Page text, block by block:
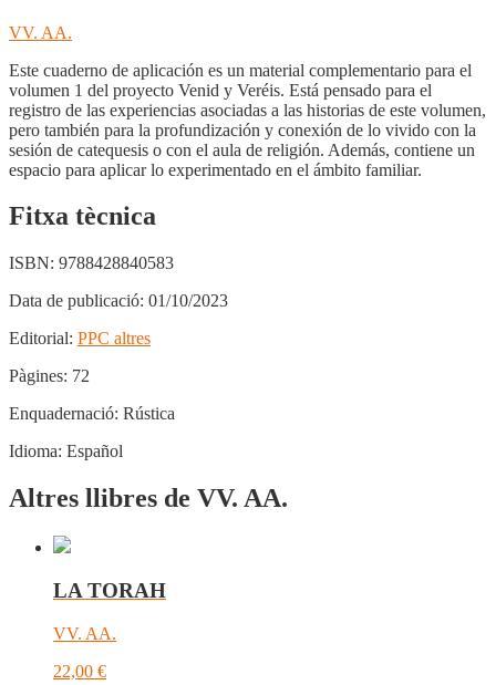
VV. AA.
Este cuaderno de aplicación es un material complementario para el
volumen 1 del proyecto Venid y Veréis. Está pensado para el
registro de las experiencias asociadas a las historias de este volumen,
pero también para la profundización y conexión de lo vivido con la
sesión de catequesis o con el aula de religión. Además, contiene un
espacio para aplicar lo experimentado en el ámbito familiar.
Fitxa tècnica
ISBN: 9788428840583
Data de publicació: 01/10/2023
Editorial: PPC altres
Pàgines: 72
Enquadernació: Rústica
Idioma: Español
Altres llibres de VV. AA.
LA TORAH
VV. AA.
22,00 €